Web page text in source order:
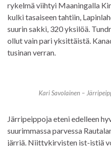
rykelmä viihtyi Maaningalla
kulki tasaiseen tahtiin,
suurin sakki, 320 yksilöä.
ollut vain pari yksittäistä.
tusinan verran.
Kari Savolainen –
Järripeippoja eteni edelleen
suurimmassa parvessa
järriä. Niittykirvisten ist-istiä